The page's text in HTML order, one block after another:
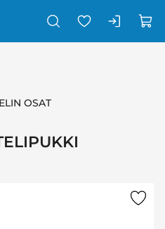
OSAT